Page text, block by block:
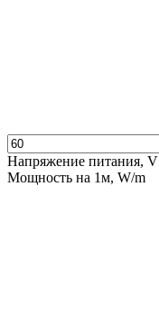
Напряжение питания, V
Мощность на 1м, W/m